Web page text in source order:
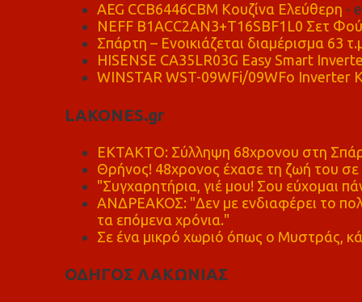
AEG CCB6446CBM Κουζίνα Ελεύθερη -
NEFF B1ACC2AN3+T16SBF1L0 Σετ
Σπάρτη – Ενοικιάζεται διαμέρισμα 63
HISENSE CA35LR03G Easy Smart
WINSTAR WST-09WFi/09WFo Inverter
LAKONES.gr
ΕΚΤΑΚΤΟ: Σύλληψη 68χρονου στη
Θρήνος! 48χρονος έχασε τη ζωή του
"Συγχαρητήρια, γιέ μου! Σου εύχομαι
ΑΝΔΡΕΑΚΟΣ: "Δεν με ενδιαφέρει το
τα επόμενα χρόνια."
Σε ένα μικρό χωριό όπως ο Μυστράς,
ΟΔΗΓΟΣ ΛΑΚΩΝΙΑΣ